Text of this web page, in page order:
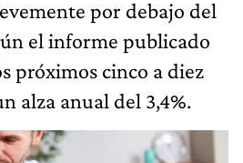
por debajo del
el informe publicado
próximos cinco a diez
alza anual del 3,4%.